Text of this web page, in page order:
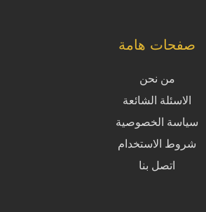
صفحات هامة
من نحن
الاسئلة الشائعة
سياسة الخصوصية
شروط الاستخدام
اتصل بنا